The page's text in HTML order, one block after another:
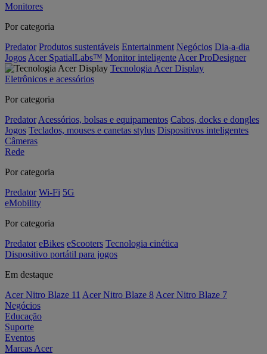
Monitores
Por categoria
Predator Produtos sustentáveis Entertainment Negócios Dia-a-dia
Jogos Acer SpatialLabs™ Monitor inteligente Acer ProDesigner
Tecnologia Acer Display
Eletrônicos e acessórios
Por categoria
Predator Acessórios, bolsas e equipamentos Cabos, docks e dongles
Jogos Teclados, mouses e canetas stylus Dispositivos inteligentes
Câmeras
Rede
Por categoria
Predator Wi-Fi 5G
eMobility
Por categoria
Predator eBikes eScooters Tecnologia cinética
Dispositivo portátil para jogos
Em destaque
Acer Nitro Blaze 11 Acer Nitro Blaze 8 Acer Nitro Blaze 7
Negócios
Educação
Suporte
Eventos
Marcas Acer